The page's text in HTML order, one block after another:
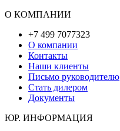
О КОМПАНИИ
+7 499 7077323
О компании
Контакты
Наши клиенты
Письмо руководителю
Стать дилером
Документы
ЮР. ИНФОРМАЦИЯ